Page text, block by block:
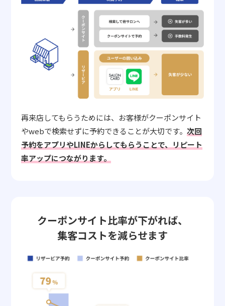
再来店してもらうためには、お客様がクーポンサイト
やwebで検索せずに予約できることが大切です。次回
予約をアプリやLINEからしてもらうことで、リピート
率アップにつながります。
クーポンサイト比率が下がれば、
集客コストを減らせます